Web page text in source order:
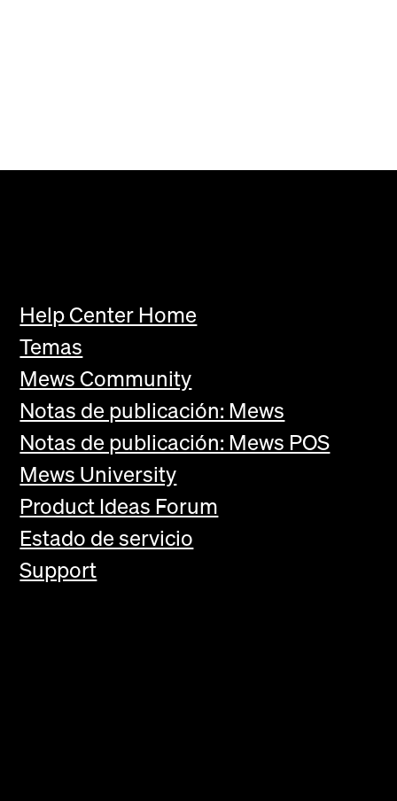
Help Center Home
Temas
Mews Community
Notas de publicación: Mews
Notas de publicación: Mews POS
Mews University
Product Ideas Forum
Estado de servicio
Support